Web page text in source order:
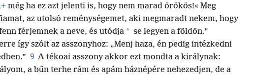
+ még ha ez azt jelenti is, hogy nem marad örökös!« Meg
az utolsó reménységemet, aki megmaradt nekem, hogy
férjemnek a neve, és utódja * se legyen a földön.”
így szólt az asszonyhoz: „Menj haza, én pedig intézkedni
9 A tékoai asszony akkor ezt mondta a királynak:
a bűn terhe rám és apám háznépére nehezedjen, de a